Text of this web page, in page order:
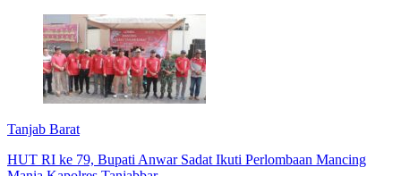
Tanjab Barat
HUT RI ke 79, Bupati Anwar Sadat Ikuti Perlombaan Mancing